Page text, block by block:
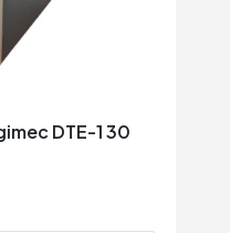
DTE-1 30